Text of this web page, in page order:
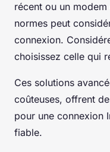
récent ou un
normes peut
connexion.
choisissez celle qui
Ces solutions
coûteuses, offrent
pour une connexion
fiable.